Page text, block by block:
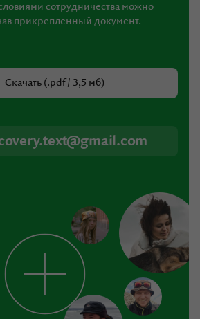
сотрудничества можно
прикрепленный документ.
Скачать (.pdf / 3,5 мб)